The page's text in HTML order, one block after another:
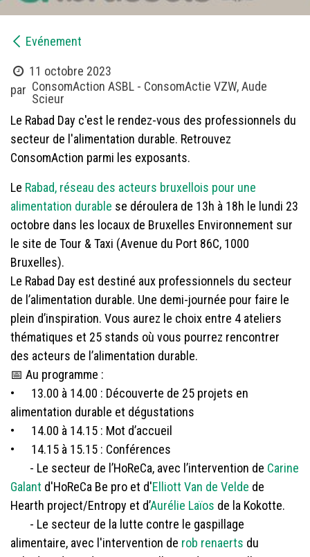
​Evénement
11 octobre 2023
par ConsomAction ASBL - ConsomActie VZW, Aude
Scieur
Le Rabad Day c'est le rendez-vous des professionnels du
secteur de l'alimentation durable. Retrouvez
ConsomAction parmi les exposants.
Le Rabad, réseau des acteurs bruxellois pour une
alimentation durable se déroulera de 13h à 18h le lundi 23
octobre dans les locaux de Bruxelles Environnement sur
le site de Tour & Taxi (Avenue du Port 86C, 1000
Bruxelles).
Le Rabad Day est destiné aux professionnels du secteur
de l’alimentation durable. Une demi-journée pour faire le
plein d’inspiration. Vous aurez le choix entre 4 ateliers
thématiques et 25 stands où vous pourrez rencontrer
des acteurs de l’alimentation durable.
📅 Au programme :
• 13.00 à 14.00 : Découverte de 25 projets en
alimentation durable et dégustations
• 14.00 à 14.15 : Mot d’accueil
• 14.15 à 15.15 : Conférences
​- Le secteur de l’HoReCa, avec l’intervention de Carine
Galant d'HoReCa Be pro et d'Elliott Van de Velde de
Hearth project/Entropy et d’Aurélie Laïos de la Kokotte.
​- Le secteur de la lutte contre le gaspillage
alimentaire, avec l'intervention de rob renaerts du